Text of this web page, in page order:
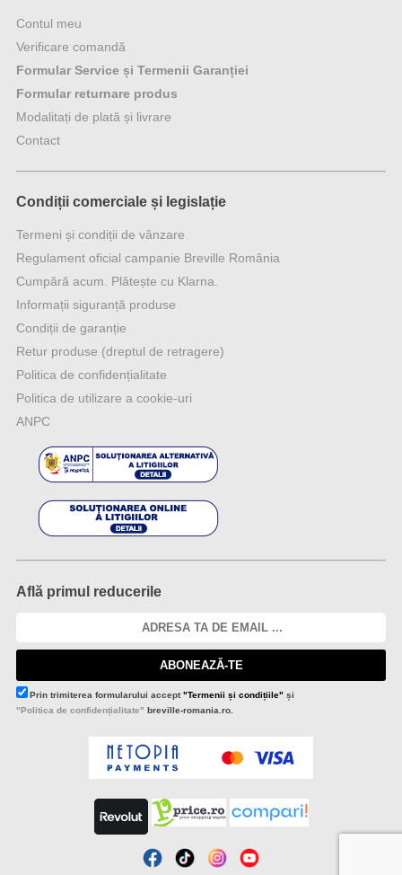
Contul meu
Verificare comandă
Formular Service și Termenii Garanției
Formular returnare produs
Modalitați de plată și livrare
Contact
Condiții comerciale și legislație
Termeni și condiții de vânzare
Regulament oficial campanie Breville România
Cumpără acum. Plătește cu Klarna.
Informații siguranță produse
Condiții de garanție
Retur produse (dreptul de retragere)
Politica de confidențialitate
Politica de utilizare a cookie-uri
ANPC
Află primul reducerile
ABONEAZĂ-TE
Prin trimiterea formularului accept"Termenii și condițiile" și
"Politica de confidențialitate" breville-romania.ro.